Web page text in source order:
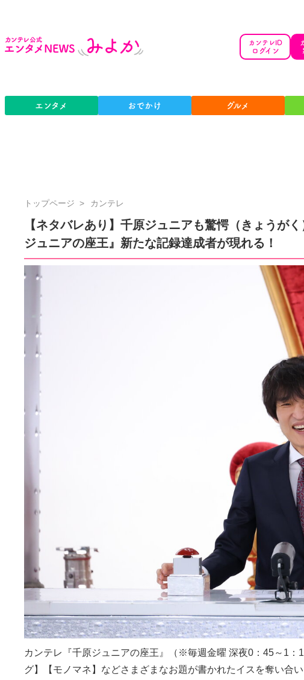
カンテレID
ログイン
エンタメ おでかけ グルメ
トップページ カ
テ
レ
カンテレ
【ネタバレあり】千原ジュニアも驚愕（きょうが
ジュニアの座王』新たな記録達成者が現れる！
カンテレ『千原ジュニアの座王』（※毎週金曜 深夜0：45～1
グ】【モノマネ】などさまざまなお題が書かれたイスを奪い合